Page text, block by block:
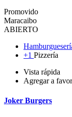
Promovido
Maracaibo
ABIERTO
+1 Pizzería
Vista rápida
Agregar a
Joker Burgers